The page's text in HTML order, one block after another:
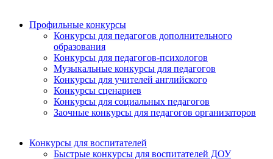
Профильные конкурсы
Конкурсы для педагогов дополнительного
образования
Конкурсы для педагогов-психологов
Музыкальные конкурсы для педагогов
Конкурсы для учителей английского
Конкурсы сценариев
Конкурсы для социальных педагогов
Заочные конкурсы для педагогов организаторов
Конкурсы для воспитателей
Быстрые конкурсы для воспитателей ДОУ